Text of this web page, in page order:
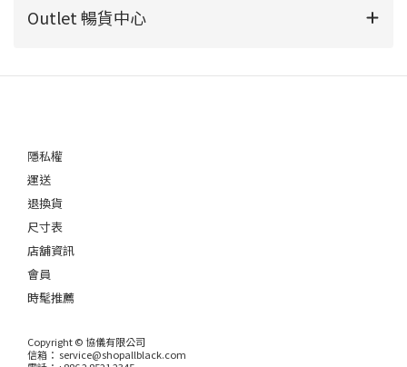
Outlet 暢貨中心
隱私權
運送
退換貨
尺寸表
店舖資訊
會員
時髦推薦
Copyright © 協儀有限公司
信箱： service@shopallblack.com